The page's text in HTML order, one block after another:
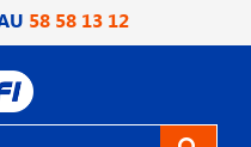
58 58 13 12